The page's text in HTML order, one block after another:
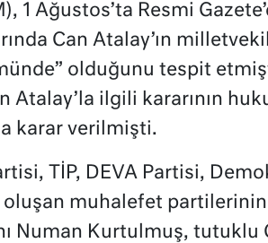
1 Ağustos’ta Resmi
Can Atalay’ın
olduğunu tespit
Atalay’la ilgili kararının
karar verilmişti.
TİP, DEVA Partisi,
oluşan muhalefet partilerinin
Numan Kurtulmuş, tutuklu